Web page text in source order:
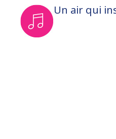
Un air qui